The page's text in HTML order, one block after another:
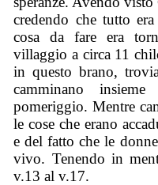
credendo che tutto
cosa da fare era
villaggio a circa 11
in questo brano,
camminano
pomeriggio. Mentre
le cose che erano
e del fatto che le
vivo. Tenendo in
v.13 al v.17.